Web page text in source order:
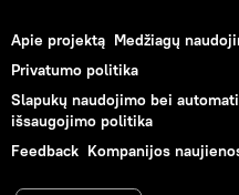
Apie projektą Medžiagų
Privatumo politika
Slapukų naudojimo bei
išsaugojimo politika
Feedback Kompanijos